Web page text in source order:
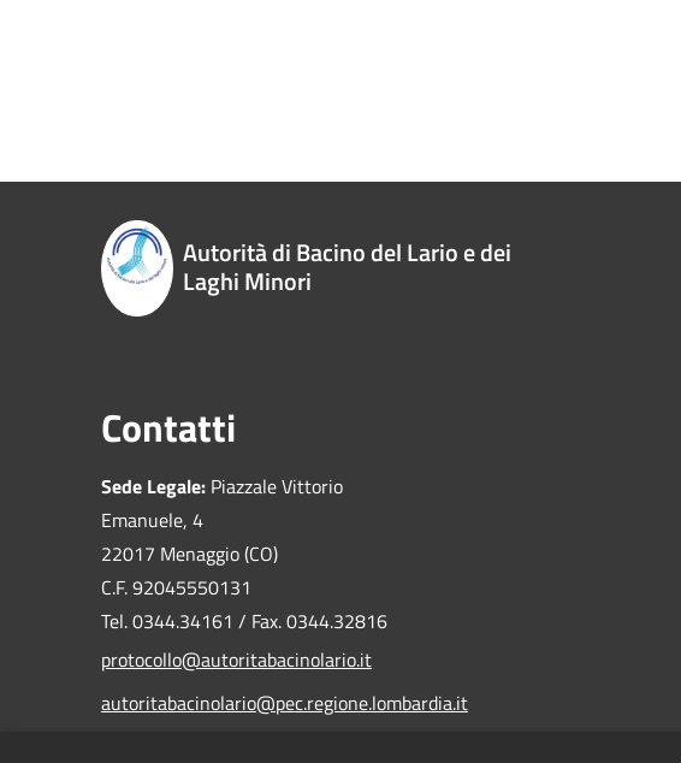
Autorità di Bacino del Lario e dei
Laghi Minori
Contatti
Sede Legale: Piazzale Vittorio
Emanuele, 4
22017 Menaggio (CO)
C.F. 92045550131
Tel. 0344.34161 / Fax. 0344.32816
protocollo@autoritabacinolario.it
autoritabacinolario@pec.regione.lombardia.it